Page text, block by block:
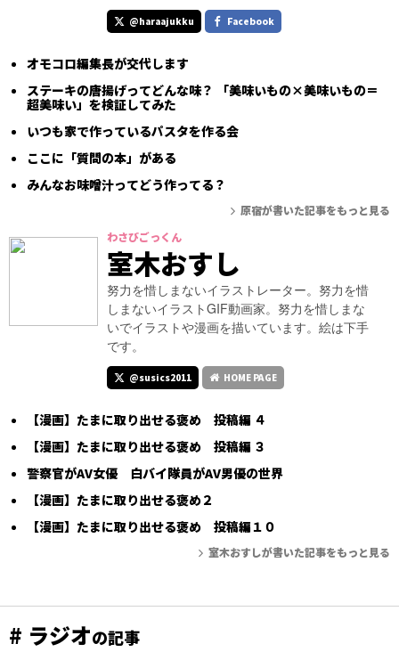
@haraajukku Facebook
オモコロ編集長が交代します
ステーキの唐揚げってどんな味？ 「美味いもの×美味いもの＝
超美味い」を検証してみた
いつも家で作っているパスタを作る会
ここに「質問の本」がある
みんなお味噌汁ってどう作ってる？
原宿が書いた記事をもっと見る
わさびごっくん
室木おすし
努力を惜しまないイラストレーター。努力を惜
しまないイラストGIF動画家。努力を惜しまな
いでイラストや漫画を描いています。絵は下手
です。
@susics2011 HOME PAGE
【漫画】たまに取り出せる褒め 投稿編 ４
【漫画】たまに取り出せる褒め 投稿編 ３
警察官がAV女優 白バイ隊員がAV男優の世界
【漫画】たまに取り出せる褒め２
【漫画】たまに取り出せる褒め 投稿編１０
室木おすしが書いた記事をもっと見る
# ラジオの記事